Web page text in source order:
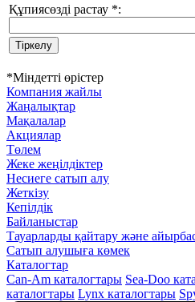
Құпиясөзді растау *:
*Міндетті өрістер
Компания жайлы
Жаңалықтар
Мақалалар
Акциялар
Төлем
Жеке жеңілдіктер
Несиеге сатып алу
Жеткізу
Кепілдік
Байланыстар
Тауарларды қайтару және
Сатып алушыға көмек
Каталогтар
Can-Am каталогтары Sea-Doo
каталогтары Lynx каталогтары